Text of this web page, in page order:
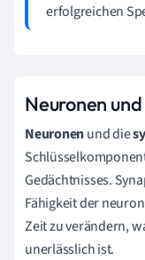
erfolgreichen
Neuronen
Neuronenund die
Gedächtnisses.
Fähigkeit der
Zeit zu verändern,
unerlässlich ist.